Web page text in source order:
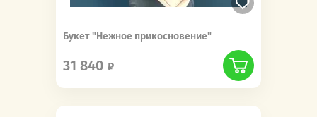
Букет "Нежное прикосновение"
31 840